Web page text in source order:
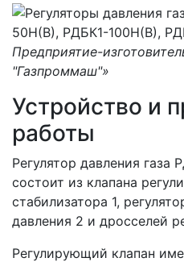
Предприятие-
"Газпроммаш"»
Устройство и
работы
Регулятор давления газа
состоит из клапана
стабилизатора 1,
давления 2 и дросселей
Регулирующий клапан